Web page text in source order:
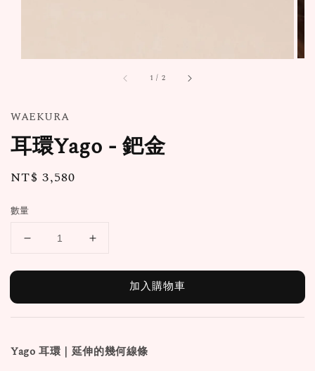
1 / 2
WAEKURA
耳環Yago - 鈀金
Regular
NT$ 3,580
數量
加入購物車
Yago 耳環 ｜延伸的幾何線條